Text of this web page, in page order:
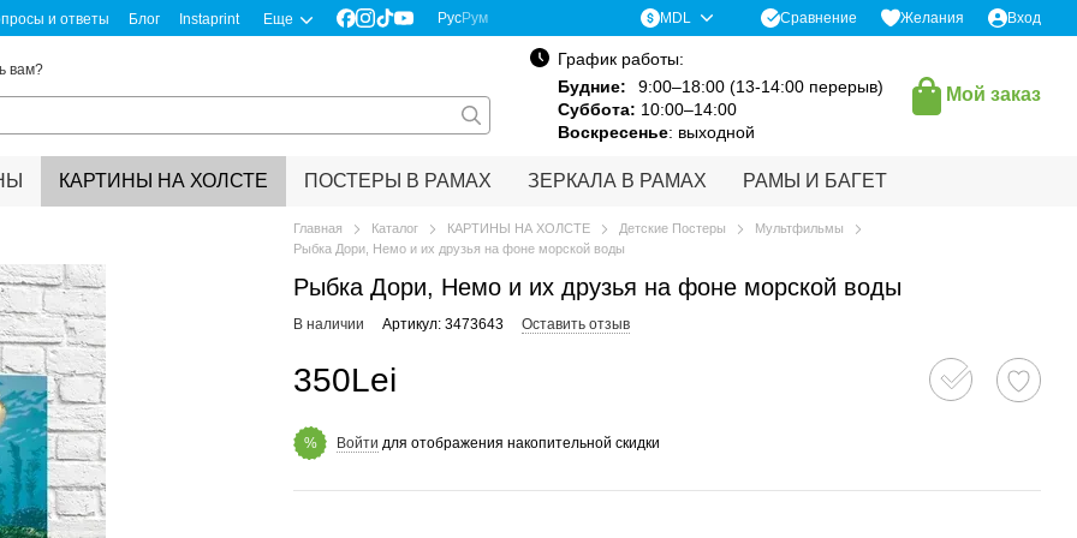
и ответы Блог Instaprint Еще РусРум MDL Сравнение Желания Вход
вам?
График работы:
Будние:
9:00–18:00 (13-14:00 перерыв)
Суббота: 10:00–14:00
Воскресенье: выходной
Мой заказ
КАРТИНЫ НА ХОЛСТЕ ПОСТЕРЫ В РАМАХ ЗЕРКАЛА В РАМАХ РАМЫ И БАГЕТ
Главная Каталог КАРТИНЫ НА ХОЛСТЕ Детские Постеры
Мультфильмы
Рыбка Дори, Немо и их друзья на фоне морской воды
Рыбка Дори, Немо и их друзья на фоне морской воды
В наличии Артикул: 3473643 Оставить отзыв
350Lei
% Войти для отображения накопительной скидки